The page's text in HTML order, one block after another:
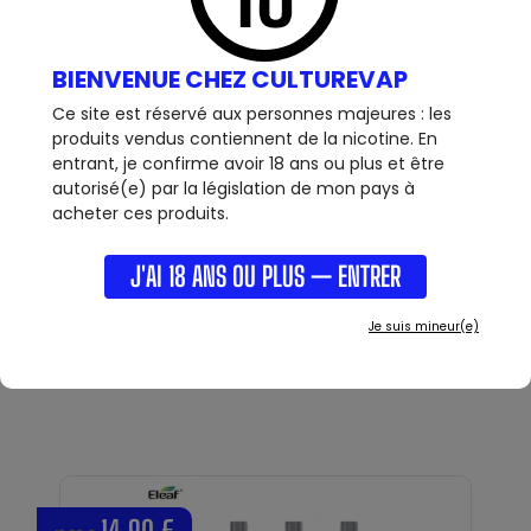
BIENVENUE CHEZ CULTUREVAP
Ce site est réservé aux personnes majeures : les
produits vendus contiennent de la nicotine. En
entrant, je confirme avoir 18 ans ou plus et être
autorisé(e) par la législation de mon pays à
acheter ces produits.
J'AI 18 ANS OU PLUS — ENTRER
Je suis mineur(e)
KIT - DOTSTICK - DOTMOD
Dotstick AIO - Dotmod : Dotmod revient en force avec ce
kit MTL/DTL au format 18350 ou...
VOIR +